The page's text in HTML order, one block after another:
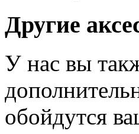
Другие
У нас вы
обойдутся